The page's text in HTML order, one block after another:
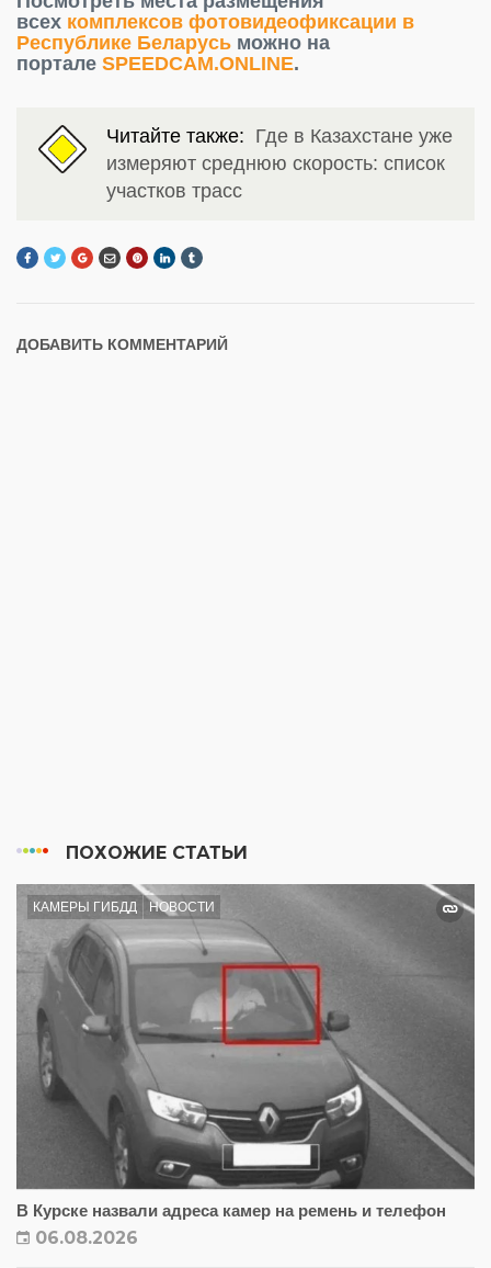
всех комплексов фотовидеофиксации в
Республике Беларусь можно на
портале SPEEDCAM.ONLINE.
Читайте также: Где в Казахстане уже
измеряют среднюю скорость: список
участков трасс
ДОБАВИТЬ КОММЕНТАРИЙ
ПОХОЖИЕ СТАТЬИ
КАМЕРЫ ГИБДД НОВОСТИ
В Курске назвали адреса камер на ремень и телефон
06.08.2026